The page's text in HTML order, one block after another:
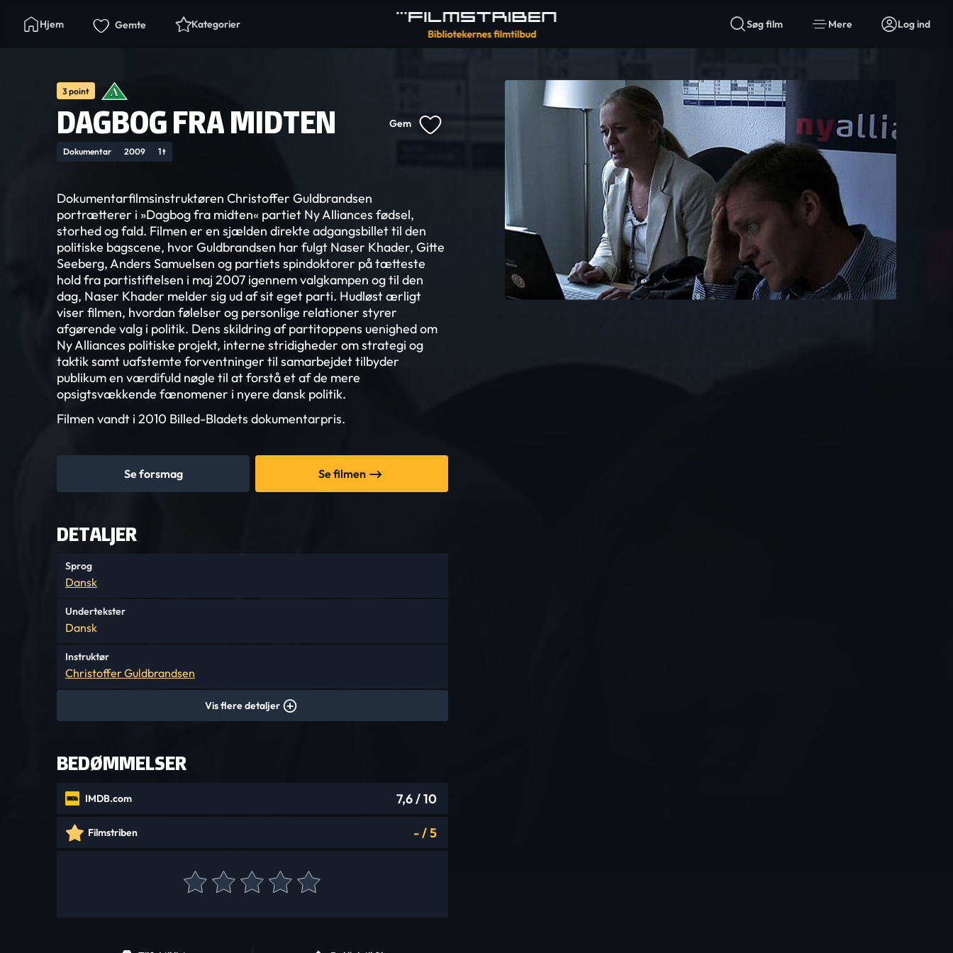
Hjem Gemte Kategorier Søg film Mere Log ind
3 point
DAGBOG FRA MIDTEN Gem
Dokumentar 2009 1 t
Dokumentarfilmsinstruktøren Christoffer Guldbrandsen
portrætterer i »Dagbog fra midten« partiet Ny Alliances fødsel,
storhed og fald. Filmen er en sjælden direkte adgangsbillet til den
politiske bagscene, hvor Guldbrandsen har fulgt Naser Khader, Gitte
Seeberg, Anders Samuelsen og partiets spindoktorer på tætteste
hold fra partistiftelsen i maj 2007 igennem valgkampen og til den
dag, Naser Khader melder sig ud af sit eget parti. Hudløst ærligt
viser filmen, hvordan følelser og personlige relationer styrer
afgørende valg i politik. Dens skildring af partitoppens uenighed om
Ny Alliances politiske projekt, interne stridigheder om strategi og
taktik samt uafstemte forventninger til samarbejdet tilbyder
publikum en værdifuld nøgle til at forstå et af de mere
opsigtsvækkende fænomener i nyere dansk politik.
Filmen vandt i 2010 Billed-Bladets dokumentarpris.
Se forsmag Se filmen
DETALJER
Sprog
Dansk
Undertekster
Dansk
Instruktør
Christoffer Guldbrandsen
Vis flere detaljer
BEDØMMELSER
IMDB.com 7,6/ 10
Filmstriben -/5